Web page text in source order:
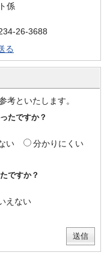
係
26-3688
る
考といたします。
たですか？
い
分かりにくい
ですか？
えない